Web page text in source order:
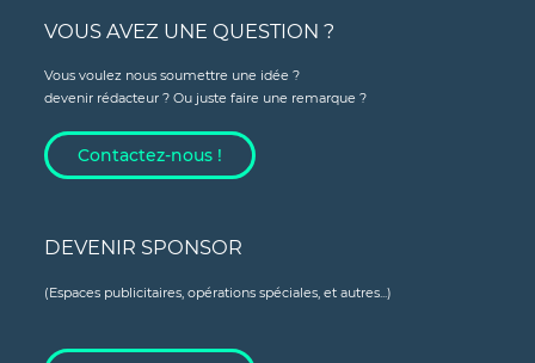
VOUS AVEZ UNE QUESTION ?
Vous voulez nous soumettre une idée ?
devenir rédacteur ? Ou juste faire une remarque ?
Contactez-nous !
DEVENIR SPONSOR
(Espaces publicitaires, opérations spéciales, et autres...)